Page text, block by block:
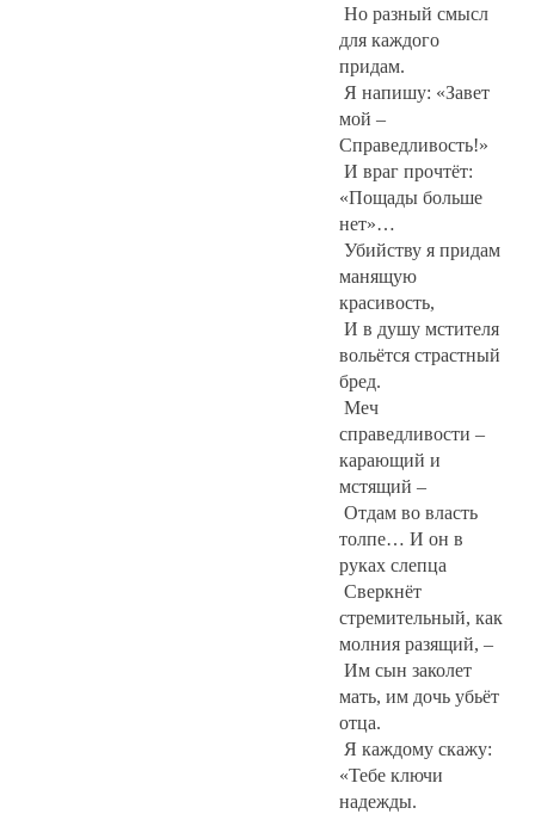
Но разный смысл
для каждого
придам.
Я напишу: «Завет
мой –
Справедливость!»
И враг прочтёт:
«Пощады больше
нет»…
Убийству я придам
манящую
красивость,
И в душу мстителя
вольётся страстный
бред.
Меч
справедливости –
карающий и
мстящий –
Отдам во власть
толпе… И он в
руках слепца
Сверкнёт
стремительный, как
молния разящий, –
Им сын заколет
мать, им дочь убьёт
отца.
Я каждому скажу:
«Тебе ключи
надежды.